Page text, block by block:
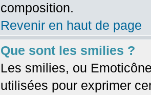
composition.
Revenir en haut de page
Que sont les smilies ?
Les smilies, ou
utilisées pour exprimer